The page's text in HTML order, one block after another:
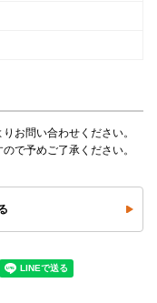
お問い合わせください。
で予めご了承ください。